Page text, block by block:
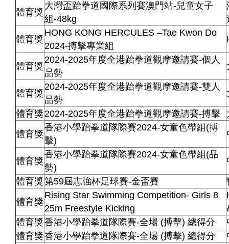
體育獎
大灣盃跆拳道國際系列賽澳門站-兒童女子
組-48kg
體育獎
HONG KONG HERCULES –Tae Kwon Do
2024-搏擊專業組
體育獎
2024-2025年度全港跆拳道觀摩邀請賽-個人
品勢
體育獎
2024-2025年度全港跆拳道觀摩邀請賽-雙人
品勢
體育獎2024-2025年度全港跆拳道觀摩邀請賽-搏擊
體育獎
香港小學跆拳道隊際賽2024-女童色帶組(搏
擊)
體育獎
香港小學跆拳道隊際賽2024-女童色帶組(品
勢)
體育獎第59屆志強杯足球賽-金盃賽
體育獎
Rising Star Swimming Competition- Girls 8
25m Freestyle Kicking
體育獎香港小學跆拳道隊際賽-全場 (搏擊) 總得分
體育獎香港小學跆拳道隊際賽-全場 (搏擊) 總得分